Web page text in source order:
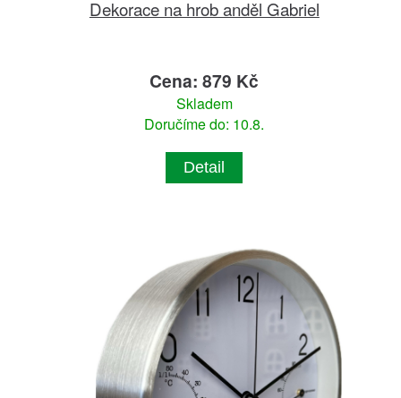
Dekorace na hrob anděl Gabriel
Cena: 879 Kč
Skladem
Doručíme do: 10.8.
Detail